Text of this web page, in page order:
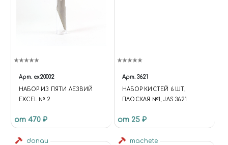
Арт. ex20002
НАБОР ИЗ ПЯТИ ЛЕЗВИЙ
EXCEL № 2
от 470 ₽
Арт. 3621
НАБОР КИСТЕЙ 6 ШТ,
ПЛОСКАЯ №1, JAS 3621
от 25 ₽
donau machete